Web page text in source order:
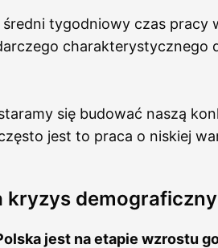
średni tygodniowy czas pracy
charakterystycznego
się budować naszą
jest to praca o niskiej
kryzys
jest na etapie wzrostu